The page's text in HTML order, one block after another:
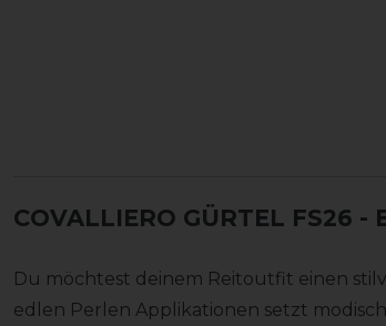
COVALLIERO GÜRTEL FS26 -
Du möchtest deinem Reitoutfit einen
edlen Perlen Applikationen setzt